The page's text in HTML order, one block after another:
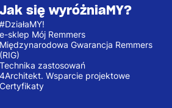
Jak się wyróżniaMY?
#DziałaMY!
e-sklep Mój Remmers
Międzynarodowa Gwarancja Remmers
(RIG)
Technika zastosowań
4Architekt. Wsparcie projektowe
Certyfikaty